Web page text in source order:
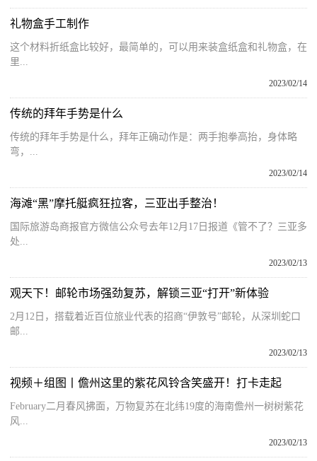
礼物盒手工制作
这个材料折纸盒比较好，最简单的，可以用来装盒纸盒和礼物盒，在
里...
2023/02/14
传统的拜年手势是什么
传统的拜年手势是什么，拜年正确动作是：两手抱拳高抬，身体略
弯，...
2023/02/14
海滩“黑”摩托艇疯狂拉客，三亚出手整治！
国际旅游岛商报官方微信公众号去年12月17日报道《管不了？三亚多
处...
2023/02/13
观天下！邮轮市场强劲复苏，解锁三亚“打开”新体验
2月12日，搭载着近百位旅业代表的招商“伊敦号”邮轮，从深圳蛇口
邮...
2023/02/13
视频＋组图丨儋州这里的紫花风铃含笑盛开！打卡走起
February二月春风拂面，万物复苏在北纬19度的海南儋州一树树紫花
风...
2023/02/13